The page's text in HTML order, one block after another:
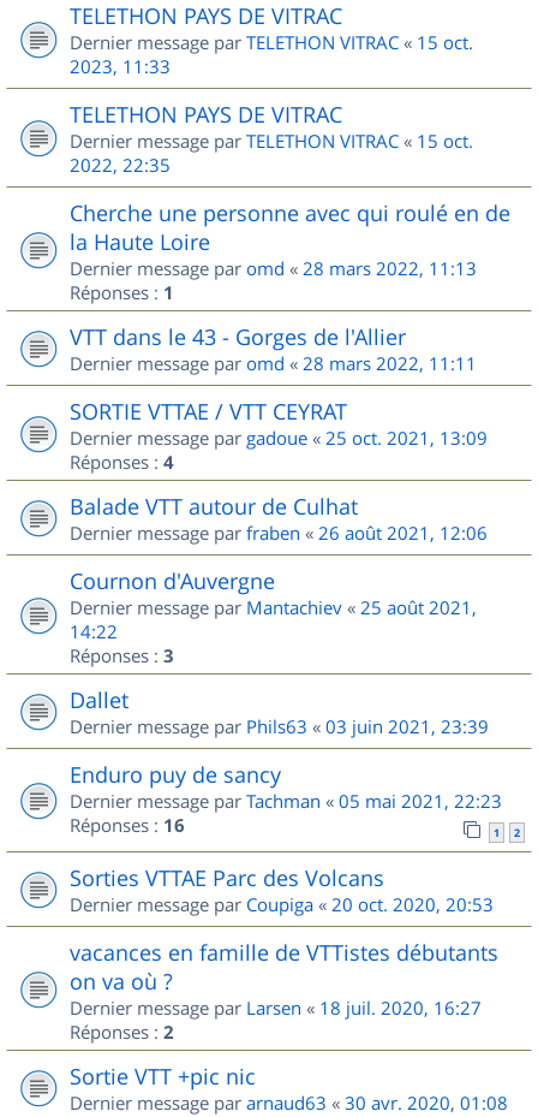
TELETHON PAYS DE VITRAC
Dernier message par TELETHON VITRAC « 15 oct.
2023, 11:33
TELETHON PAYS DE VITRAC
Dernier message par TELETHON VITRAC « 15 oct.
2022, 22:35
Cherche une personne avec qui roulé en de
la Haute Loire
Dernier message par omd « 28 mars 2022, 11:13
Réponses : 1
VTT dans le 43 - Gorges de l'Allier
Dernier message par omd « 28 mars 2022, 11:11
SORTIE VTTAE / VTT CEYRAT
Dernier message par gadoue « 25 oct. 2021, 13:09
Réponses : 4
Balade VTT autour de Culhat
Dernier message par fraben « 26 août 2021, 12:06
Cournon d'Auvergne
Dernier message par Mantachiev « 25 août 2021,
14:22
Réponses : 3
Dallet
Dernier message par Phils63 « 03 juin 2021, 23:39
Enduro puy de sancy
Dernier message par Tachman « 05 mai 2021, 22:23
Réponses : 16 1 2
Sorties VTTAE Parc des Volcans
Dernier message par Coupiga « 20 oct. 2020, 20:53
vacances en famille de VTTistes débutants
on va où ?
Dernier message par Larsen « 18 juil. 2020, 16:27
Réponses : 2
Sortie VTT +pic nic
Dernier message par arnaud63 « 30 avr. 2020, 01:08